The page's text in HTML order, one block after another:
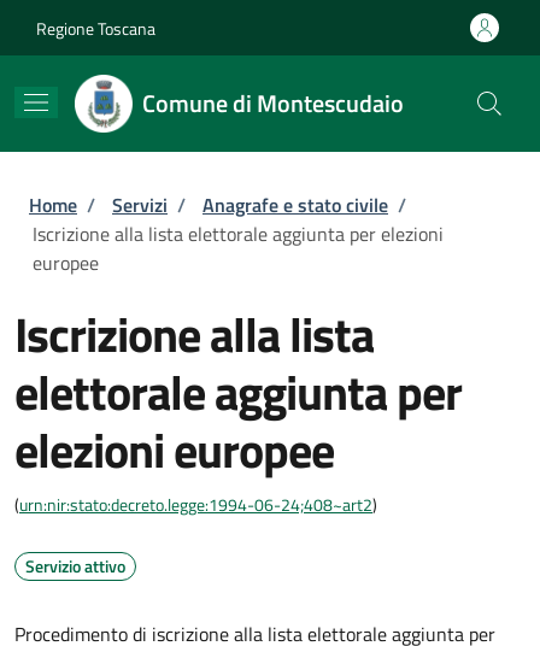
Regione Toscana
Comune di Montescudaio
Briciole di pane
Home / Servizi / Anagrafe e stato civile /
Iscrizione alla lista elettorale aggiunta per elezioni
europee
Iscrizione alla lista
elettorale aggiunta per
elezioni europee
(urn:nir:stato:decreto.legge:1994-06-24;408~art2)
Servizio attivo
Procedimento di iscrizione alla lista elettorale aggiunta per